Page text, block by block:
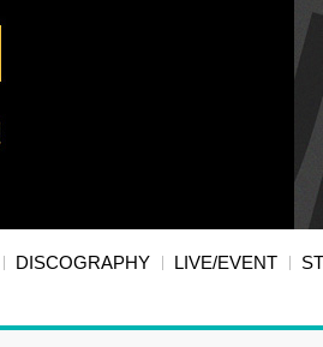
DISCOGRAPHY LIVE/EVENT